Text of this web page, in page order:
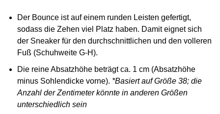
Der Bounce ist auf einem runden Leisten gefertigt,
sodass die Zehen viel Platz haben. Damit eignet sich
der Sneaker für den durchschnittlichen und den volleren
Fuß (Schuhweite G-H).
Die reine Absatzhöhe beträgt ca. 1 cm (Absatzhöhe
minus Sohlendicke vorne). *Basiert auf Größe 38; die
Anzahl der Zentimeter könnte in anderen Größen
unterschiedlich sein